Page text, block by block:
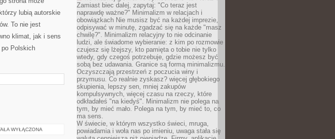
lubią autorskie
To nie jest
klimat, jak i sens
po Polskich
WYŁĄCZONA
Zamiast biec dalej, zapytaj: "Co teraz jest
naprawdę ważne?" Minimalizm w relacjach i
obowiązkach Nie musisz być na każdej imprezie,
odpisywać w minutę, zgadzać się na każde "masz
chwilę?". Minimalizm relacyjny to nie odcinanie
ludzi, ale świadome wybieranie: z kim po rozmowie
czujesz się lżejszy, kto pamięta o tobie nie tylko
wtedy, gdy czegoś potrzebuje, gdzie możesz być
sobą bez udawania. Granice są formą minimalizmu.
Oczyszczają przestrzeń z poczucia winy i
przymusu. Co realnie zyskasz? więcej głębokiego
skupienia, lepszy sen, mniej zakupów
kompulsywnych, więcej czasu na rzeczy, które
odkładałeś "na kiedyś". Minimalizm nie polega na
tym, by mieć mało. Polega na tym, by mieć to, co
ma sens.
W świecie, w którym wszystko świeci, mruga,
powiadamia i woła nas po imieniu, uwaga stała się